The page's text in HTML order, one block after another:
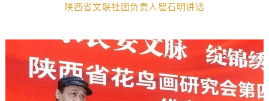
陕西省文联社团负责人瞿石明讲话